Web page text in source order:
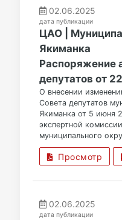
02.06.2025
дата публикации
ЦАО |
Якиманка
Распоряжение
депутатов от
О внесении
Совета депутатов
Якиманка от 5 июня
экспертной
муниципального
Просмотр
02.06.2025
дата публикации